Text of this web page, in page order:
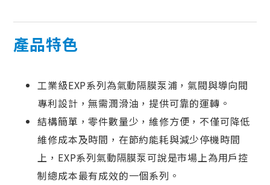
產品特色
工業級EXP系列為氣動隔膜泵浦，氣閥與導向閥
專利設計，無需潤滑油，提供可靠的運轉。
結構簡單，零件數量少，維修方便，不僅可降低
維修成本及時間，在節約能耗與減少停機時間
上，EXP系列氣動隔膜泵可說是市場上為用戶控
制總成本最有成效的一個系列。